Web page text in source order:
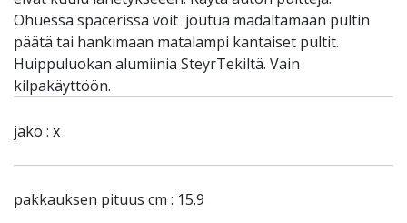
Ohuessa spacerissa voit joutua madaltamaan pultin
päätä tai hankimaan matalampi kantaiset pultit.
Huippuluokan alumiinia SteyrTekiltä. Vain
kilpakäyttöön.
jako : x
pakkauksen pituus cm : 15.9